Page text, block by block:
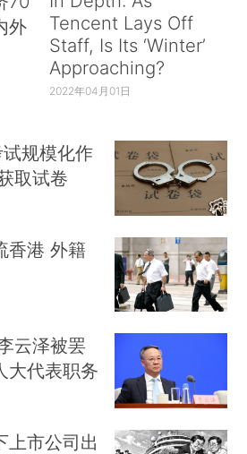
外
Tencent Lays Off
Staff, Is Its ‘Winter’
Approaching?
2022年04月01日
试规模化作
取试卷
香港 外籍
云泽被罢
大代表职务
上市公司出